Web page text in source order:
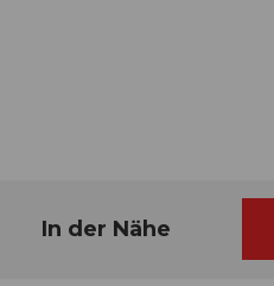
In der Nähe